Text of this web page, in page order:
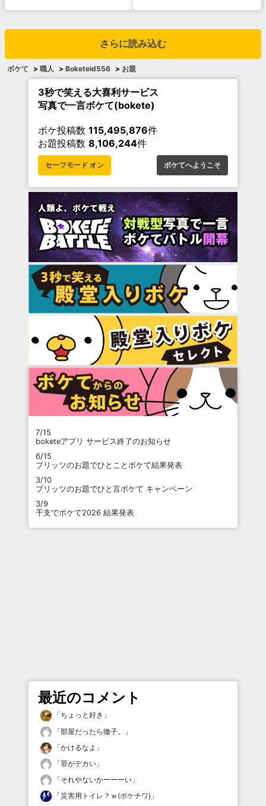
さらに読み込む
ボケて > 職人 > Boketeid556 > お題
3秒で笑える大喜利サービス
写真で一言ボケて(bokete)
ボケ投稿数 115,495,876件
お題投稿数 8,106,244件
セーフモード オン ボケてへようこそ
7/15
boketeアプリ サービス終了のお知らせ
6/15
プリッツのお題でひとことボケて結果発表
3/10
プリッツのお題でひと言ボケて キャンペーン
3/9
干支でボケて2026 結果発表
最近のコメント
「ちょっと好き 」
「部屋だったら徹子。
」
「かけるなよ 」
「罪がデカい 」
「それやないかーーーい 」
「災害用トイレ？ｗ(ボケチワ) 」